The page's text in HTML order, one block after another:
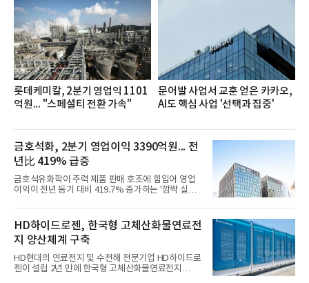
쳐 진행됐다.참고로 새로이(e)는 NH농협캐피탈 MZ
세대들로(과장~계장) 구성된 자율 참여조직으로, 조
직문화 혁신과 업무 효율성 향상을 위한 다양한 활동
을 추진하며,새로운 변화와 이로운 영향력을 조직전
반에 전파하는 역할
롯데케미칼, 2분기 영업익 1101
억원... "스페셜티 전환 가속"
문어발 사업서 교훈 얻은 카카오,
AI도 핵심 사업 '선택과 집중'
금호석화, 2분기 영업이익 3390억원... 전
년比 419% 급증
금호석유화학이 주력 제품 판매 호조에 힘입어 영업
이익이 전년 동기 대비 419.7% 증가하는 '깜짝 실
업이익이 3390억원으로 지난해 동기보다 419.7% 증
가한 것으로 잠정 집계됐다고 7일 공시했다.매출은 2
조2682억원으로 지난해 동기 대비 27.9% 증가했다.
순이익은 3004억원으로 420.4% 늘었다.이번 호실적
은 주력 제품인 NB라텍스와 합성수지 판매 호조가 견
인한 것으로 풀이된다. 미국의 중국산 의료용 고무장
갑 관세 인상 이후 동남아 장갑업체의 가동률이 높아
HD하이드로젠, 한국형 고체산화물연료전
지 양산체계 구축
HD현대의 연료전지 및 수전해 전문기업 HD하이드로
젠이 설립 2년 만에 한국형 고체산화물연료전지